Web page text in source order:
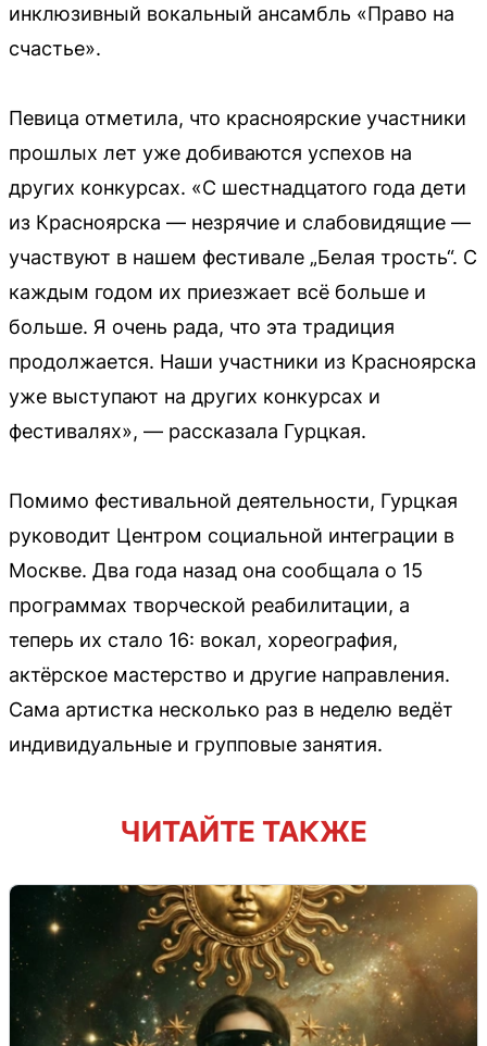
инклюзивный вокальный ансамбль «Право на
счастье».
Певица отметила, что красноярские участники
прошлых лет уже добиваются успехов на
других конкурсах. «С шестнадцатого года дети
из Красноярска — незрячие и слабовидящие —
участвуют в нашем фестивале „Белая трость“. С
каждым годом их приезжает всё больше и
больше. Я очень рада, что эта традиция
продолжается. Наши участники из Красноярска
уже выступают на других конкурсах и
фестивалях», — рассказала Гурцкая.
Помимо фестивальной деятельности, Гурцкая
руководит Центром социальной интеграции в
Москве. Два года назад она сообщала о 15
программах творческой реабилитации, а
теперь их стало 16: вокал, хореография,
актёрское мастерство и другие направления.
Сама артистка несколько раз в неделю ведёт
индивидуальные и групповые занятия.
ЧИТАЙТЕ ТАКЖЕ